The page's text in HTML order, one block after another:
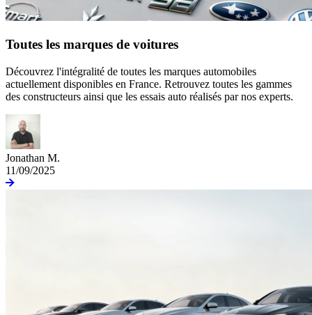
Toutes les marques de voitures
Découvrez l'intégralité de toutes les marques automobiles
actuellement disponibles en France. Retrouvez toutes les gammes
des constructeurs ainsi que les essais auto réalisés par nos experts.
Jonathan M.
11/09/2025